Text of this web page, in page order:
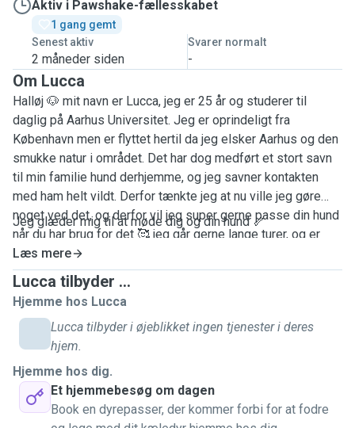
Aktiv i Pawshake-fællesskabet
1 gang gemt
Senest aktiv
2 måneder siden
Svarer normalt
-
Om Lucca
Halløj 🐶 mit navn er Lucca, jeg er 25 år og studerer til
daglig på Aarhus Universitet. Jeg er oprindeligt fra
København men er flyttet hertil da jeg elsker Aarhus og den
smukke natur i området. Det har dog medført et stort savn
til min familie hund derhjemme, og jeg savner kontakten
med ham helt vildt. Derfor tænkte jeg at nu ville jeg gøre
noget ved det, og derfor vil jeg super gerne passe din hund
når du har brug for det 🥰 jeg går gerne lange turer, og er
vant til at gå med hund med og uden snor. Min egen hund er
en stor labrador så en stor hund er også helt fin for mig.
Som passer er jeg tålmodig, kærlig og opmærksom på din
hund, og vil gøre mit bedste for at skabe en god relation
mellem mig og den. Alle hunde er forskellige, og det er jeg
super bevidst om.
Jeg glæder mig til at møde dig og din hund 🦴
Læs mere
Lucca tilbyder ...
Hjemme hos Lucca
Lucca tilbyder i øjeblikket ingen tjenester i deres
hjem.
Hjemme hos dig.
Et hjemmebesøg om dagen
Book en dyrepasser, der kommer forbi for at fodre